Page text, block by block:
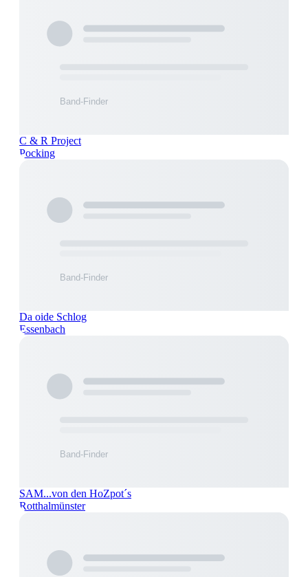
C & R Project
Pocking
Da oide Schlog
Essenbach
SAM...von den HoZpot´s
Rotthalmünster